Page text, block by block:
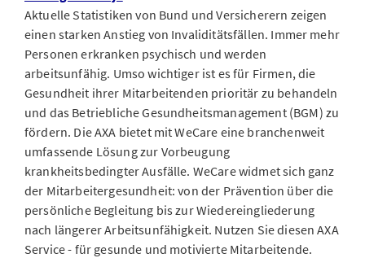
Aktuelle Statistiken von Bund und Versicherern zeigen
einen starken Anstieg von Invaliditätsfällen. Immer mehr
Personen erkranken psychisch und werden
arbeitsunfähig. Umso wichtiger ist es für Firmen, die
Gesundheit ihrer Mitarbeitenden prioritär zu behandeln
und das Betriebliche Gesundheitsmanagement (BGM) zu
fördern. Die AXA bietet mit WeCare eine branchenweit
umfassende Lösung zur Vorbeugung
krankheitsbedingter Ausfälle. WeCare widmet sich ganz
der Mitarbeitergesundheit: von der Prävention über die
persönliche Begleitung bis zur Wiedereingliederung
nach längerer Arbeitsunfähigkeit. Nutzen Sie diesen AXA
Service - für gesunde und motivierte Mitarbeitende.